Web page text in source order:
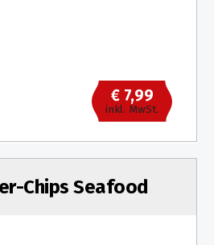
€ 7,99
inkl. MwSt.
Chips Seafood